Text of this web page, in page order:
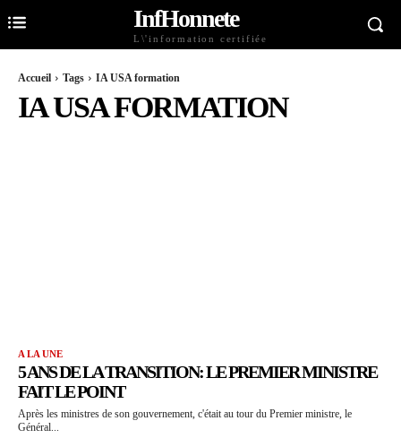
InfHonnete
L\'information certifiée
Accueil Tags IA USA formation
IA USA FORMATION
A LA UNE
5 ANS DE LA TRANSITION: LE PREMIER MINISTRE
FAIT LE POINT
Après les ministres de son gouvernement, c'était au tour du Premier ministre, le
Général...